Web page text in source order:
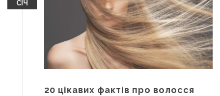
СІЧ
20 цікавих фактів про волосся